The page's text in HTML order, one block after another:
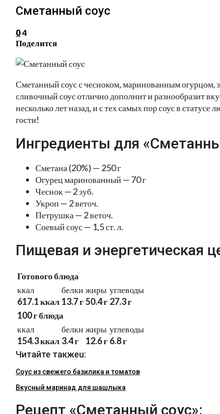
Сметанный соус
04
Поделится
Сметанный соус с чесноком, маринованным огурцом,
сливочный соус отлично дополнит и разнообразит
несколько лет назад, и с тех самых пор соус в
гости!
Ингредиенты для
Сметана (20%) — 250 г
Огурец маринованный — 70 г
Чеснок — 2 зуб.
Укроп — 2 веточ.
Петрушка — 2 веточ.
Соевый соус — 1,5 ст. л.
Пищевая и энергетическая
Готового блюда
ккал
617.1 ккал
белки
13.7 г
жиры
50.4 г
углеводы
27.3 г
100 г блюда
ккал
154.3 ккал
белки
3.4 г
жиры
12.6 г
углеводы
6.8 г
Читайте такжеu:
Соус из свежего базилика и томатов
Вкусный маринад для шашлыка
Рецепт «Сметанный соус»: